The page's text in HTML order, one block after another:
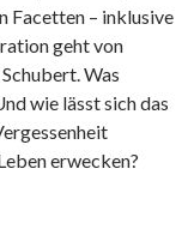
Facetten – inklusive
geht von
Was
wie lässt sich das
erwecken?